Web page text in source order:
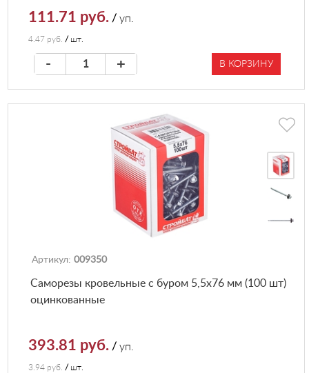
111.71 руб. /уп.
4.47 руб. / шт.
- + В КОРЗИНУ
Артикул: 009350
Саморезы кровельные с буром 5,5х76 мм (100 шт)
оцинкованные
393.81 руб. /уп.
3.94 руб. / шт.